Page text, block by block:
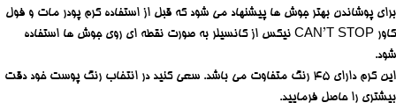
برای پوشاندن بهتر جوش ها پیشنهاد می‌ شود که قبل از استفاده کرم پودر مات و فول
کاور CAN’T STOP نیکس از کانسیلر به صورت نقطه ای روی جوش ها استفاده
شود.
این کرم دارای 45 رنگ متفاوت می‌ باشد. سعی کنید در انتخاب رنگ پوست خود دقت
بیشتری را حاصل فرمایید.